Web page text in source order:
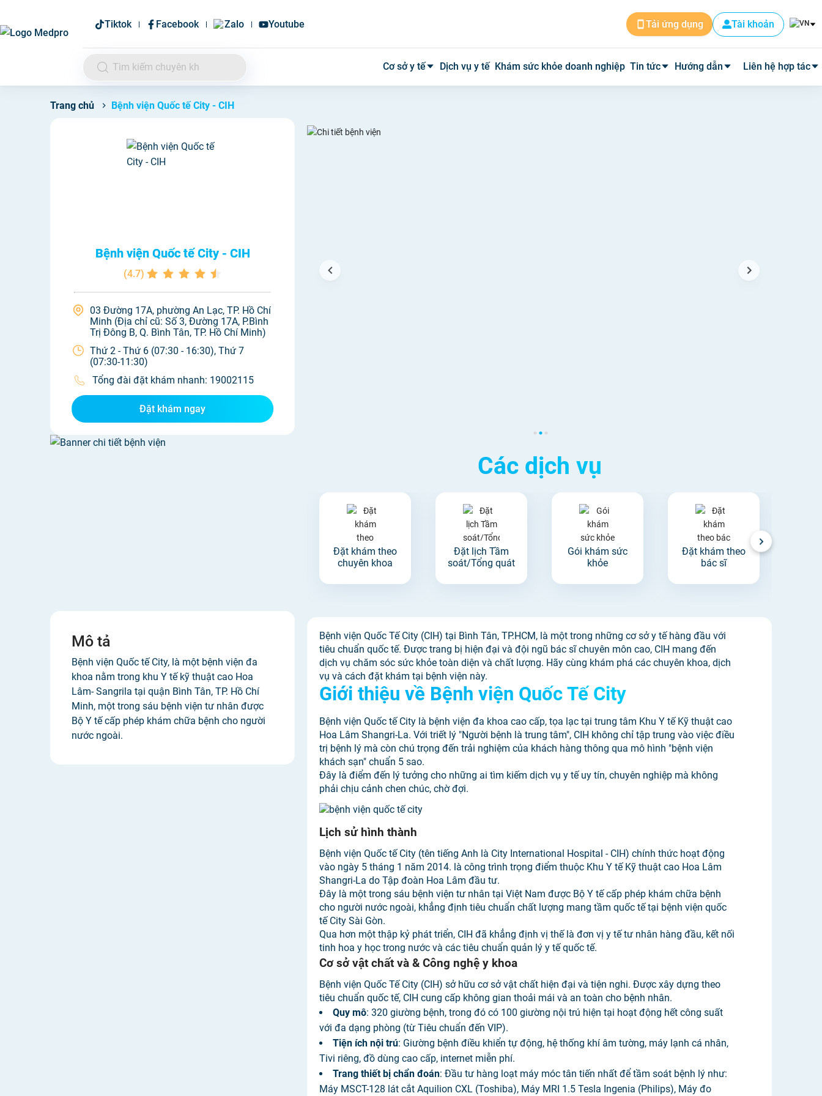
Tiktok Facebook Zalo Youtube Tải ứng dụng Tài khoản
Cơ sở y tế Dịch vụ y tế Khám sức khỏe doanh nghiệp Tin tức Hướng dẫn Liên hệ hợp tác
Trang chủ Bệnh viện Quốc tế City - CIH
Bệnh viện Quốc tế City - CIH
(4.7)
03 Đường 17A, phường An Lạc, TP. Hồ Chí
Minh (Địa chỉ cũ: Số 3, Đường 17A, P.Bình
Trị Đông B, Q. Bình Tân, TP. Hồ Chí Minh)
Thứ 2 - Thứ 6 (07:30 - 16:30), Thứ 7
(07:30-11:30)
Tổng đài đặt khám nhanh: 19002115
Đặt khám ngay
Các dịch vụ
Đặt khám theo
chuyên khoa
Đặt lịch Tầm
soát/Tổng quát
Gói khám sức
khỏe
Đặt khám theo
bác sĩ
Mô tả
Bệnh viện Quốc tế City, là một bệnh viện đa
khoa nằm trong khu Y tế kỹ thuật cao Hoa
Lâm- Sangrila tại quận Bình Tân, TP. Hồ Chí
Minh, một trong sáu bệnh viện tư nhân được
Bộ Y tế cấp phép khám chữa bệnh cho người
nước ngoài.
Bệnh viện Quốc Tế City (CIH) tại Bình Tân, TP.HCM, là một trong những cơ sở y tế hàng đầu với
tiêu chuẩn quốc tế. Được trang bị hiện đại và đội ngũ bác sĩ chuyên môn cao, CIH mang đến
dịch vụ chăm sóc sức khỏe toàn diện và chất lượng. Hãy cùng khám phá các chuyên khoa, dịch
vụ và cách đặt khám tại bệnh viện này.
Giới thiệu về Bệnh viện Quốc Tế City
Bệnh viện Quốc tế City là bệnh viện đa khoa cao cấp, tọa lạc tại trung tâm Khu Y tế Kỹ thuật cao
Hoa Lâm Shangri-La. Với triết lý "Người bệnh là trung tâm", CIH không chỉ tập trung vào việc điều
trị bệnh lý mà còn chú trọng đến trải nghiệm của khách hàng thông qua mô hình "bệnh viện
khách sạn" chuẩn 5 sao.
Đây là điểm đến lý tưởng cho những ai tìm kiếm dịch vụ y tế uy tín, chuyên nghiệp mà không
phải chịu cảnh chen chúc, chờ đợi.
Lịch sử hình thành
Bệnh viện Quốc tế City (tên tiếng Anh là City International Hospital - CIH) chính thức hoạt động
vào ngày 5 tháng 1 năm 2014. là công trình trọng điểm thuộc Khu Y tế Kỹ thuật cao Hoa Lâm
Shangri-La do Tập đoàn Hoa Lâm đầu tư.
Đây là một trong sáu bệnh viện tư nhân tại Việt Nam được Bộ Y tế cấp phép khám chữa bệnh
cho người nước ngoài, khẳng định tiêu chuẩn chất lượng mang tầm quốc tế tại bệnh viện quốc
tế City Sài Gòn.
Qua hơn một thập kỷ phát triển, CIH đã khẳng định vị thế là đơn vị y tế tư nhân hàng đầu, kết nối
tinh hoa y học trong nước và các tiêu chuẩn quản lý y tế quốc tế.
Cơ sở vật chất và & Công nghệ y khoa
Bệnh viện Quốc Tế City (CIH) sở hữu cơ sở vật chất hiện đại và tiện nghi. Được xây dựng theo
tiêu chuẩn quốc tế, CIH cung cấp không gian thoải mái và an toàn cho bệnh nhân.
Quy mô: 320 giường bệnh, trong đó có 100 giường nội trú hiện tại hoạt động hết công suất
với đa dạng phòng (từ Tiêu chuẩn đến VIP).
Tiện ích nội trú: Giường bệnh điều khiển tự động, hệ thống khí âm tường, máy lạnh cá nhân,
Tivi riêng, đồ dùng cao cấp, internet miễn phí.
Trang thiết bị chẩn đoán: Đầu tư hàng loạt máy móc tân tiến nhất để tầm soát bệnh lý như:
Máy MSCT-128 lát cắt Aquilion CXL (Toshiba), Máy MRI 1.5 Tesla Ingenia (Philips), Máy đo